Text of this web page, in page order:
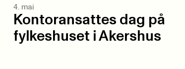
4. mai
Kontoransattes dag på
fylkeshuset i Akershus